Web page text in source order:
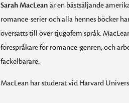
Sarah MacLean är en bästsäljande
romance-serier och alla hennes böcker
översatts till över tjugofem språk.
förespråkare för romance-genren, och
fackelbärare.
MacLean har studerat vid Harvard